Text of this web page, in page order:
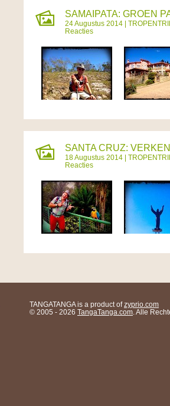
SAMAIPATA: GROEN
24 Augustus 2014 |
Reacties
SANTA CRUZ:
18 Augustus 2014 |
Reacties
TANGATANGA is a product ofzyprio.com
© 2005 - 2026 TangaTanga.com . Alle